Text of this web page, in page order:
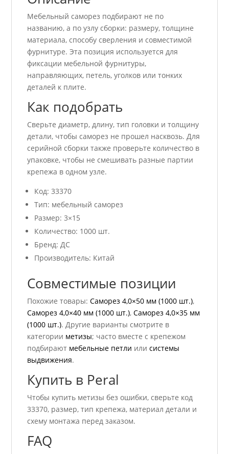
Мебельный саморез подбирают не по
названию, а по узлу сборки: размеру, толщине
материала, способу сверления и совместимой
фурнитуре. Эта позиция используется для
фиксации мебельной фурнитуры,
направляющих, петель, уголков или тонких
деталей к плите.
Как подобрать
Сверьте диаметр, длину, тип головки и толщину
детали, чтобы саморез не прошел насквозь. Для
серийной сборки также проверьте количество в
упаковке, чтобы не смешивать разные партии
крепежа в одном узле.
Код: 33370
Тип: мебельный саморез
Размер: 3×15
Количество: 1000 шт.
Бренд: ДС
Производитель: Китай
Совместимые позиции
Похожие товары:Саморез 4,0×50 мм (1000 шт.),
Саморез 4,0×40 мм (1000 шт.),Саморез 4,0×35 мм
(1000 шт.). Другие варианты смотрите в
категории метизы; часто вместе с крепежом
подбирают мебельные петли илисистемы
выдвижения.
Купить в Peral
Чтобы купить метизы без ошибки, сверьте код
33370, размер, тип крепежа, материал детали и
схему монтажа перед заказом.
FAQ